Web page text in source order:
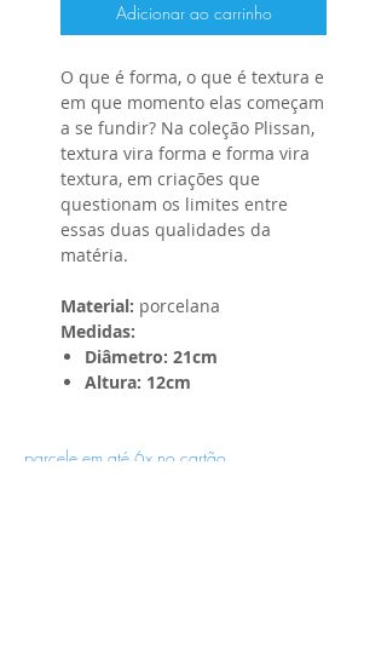
Adicionar ao carrinho
O que é forma, o que é textura e
em que momento elas começam
a se fundir? Na coleção Plissan,
textura vira forma e forma vira
textura, em criações que
questionam os limites entre
essas duas qualidades da
matéria.
Material: porcelana
Medidas:
Diâmetro: 21cm
Altura: 12cm
parcele em até 6x no cartão